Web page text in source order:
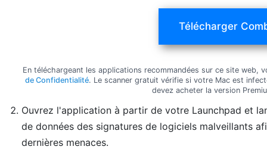
Télécharger
En téléchargeant les applications recommandées sur ce site web,
de Confidentialité. Le scanner gratuit vérifie si votre Mac est
devez acheter la version
Ouvrez l'application à partir de votre Launchpad et
de données des signatures de logiciels malveillants
dernières menaces.